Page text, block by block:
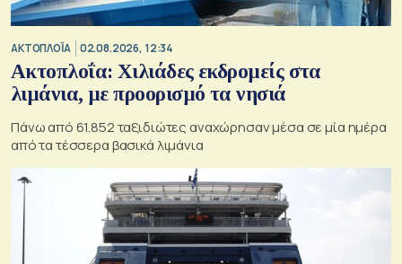
ΑΚΤΟΠΛΟΪΑ 02.08.2026, 12:34
Ακτοπλοΐα: Χιλιάδες εκδρομείς στα
λιμάνια, με προορισμό τα νησιά
Πάνω από 61.852 ταξιδιώτες αναχώρησαν μέσα σε μία ημέρα
από τα τέσσερα βασικά λιμάνια